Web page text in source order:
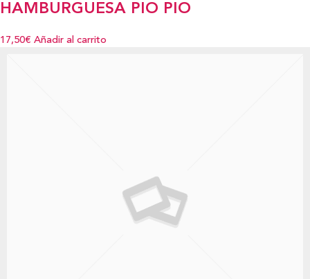
HAMBURGUESA PIO PIO
17,50€ Añadir al carrito